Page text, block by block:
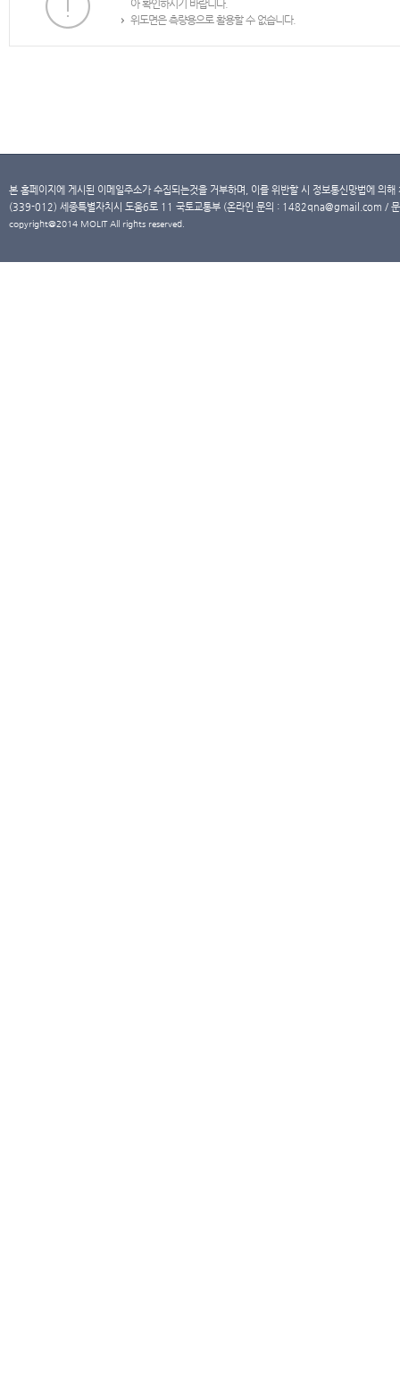
아 확인하시기 바랍니다.
위도면은 측량용으로 활용할 수 없습니다.
본 홈페이지에 게시된 이메일주소가 수집되는것을 거부하며, 이를 위반할 시 정보통신망법에 의
(339-012) 세종특별자치시 도움6로 11 국토교통부 (온라인 문의 : 1482qna@gmail.com /
copyright@2014 MOLIT All rights reserved.